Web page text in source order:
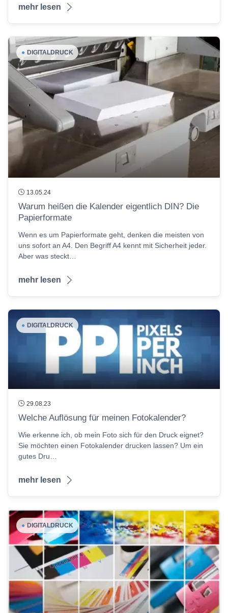
mehr lesen
● DIGITALDRUCK
13.05.24
Warum heißen die Kalender eigentlich DIN? Die
Papierformate
Wenn es um Papierformate geht, denken die meisten von
uns sofort an A4. Den Begriff A4 kennt mit Sicherheit jeder.
Aber was steckt…
mehr lesen
● DIGITALDRUCK
29.08.23
Welche Auflösung für meinen Fotokalender?
Wie erkenne ich, ob mein Foto sich für den Druck eignet?
Sie möchten einen Fotokalender drucken lassen? Um ein
gutes Dru…
mehr lesen
● DIGITALDRUCK